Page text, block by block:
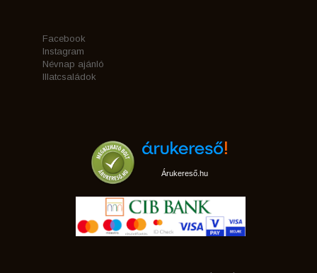
Facebook
Instagram
Névnap ajánló
Illatcsaládok
Árukereső.hu